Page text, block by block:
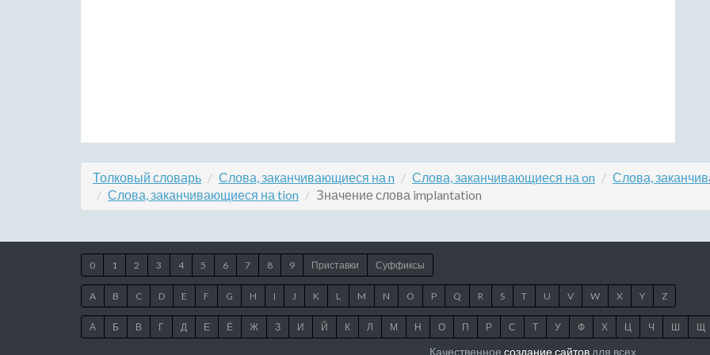
Толковый словарь Слова, заканчивающиеся на n Слова, заканчивающиеся на on
Слова,
Слова, заканчивающиеся на tion
Значение слова implantation
0 1 2 3 4 5 6 7 8 9 Приставки Суффиксы
A B C D E F G H I J K L M N O P Q R S T U V W X Y Z
А Б В Г Д Е Ё Ж З И Й К Л М Н О П Р С Т У Ф Х Ц Ч Ш Щ
Качественное создание сайтовдля всех